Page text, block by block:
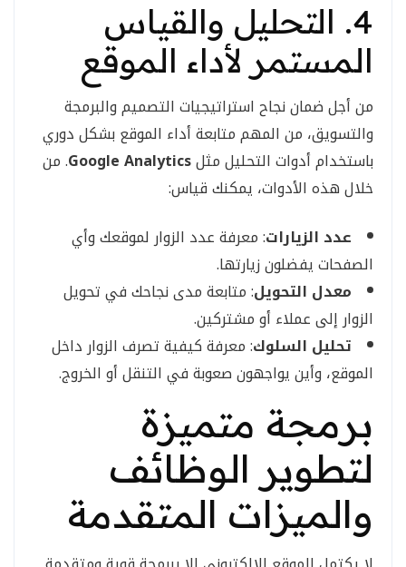
4. التحليل والقياس
المستمر لأداء الموقع
من أجل ضمان نجاح استراتيجيات التصميم والبرمجة
والتسويق، من المهم متابعة أداء الموقع بشكل دوري
باستخدام أدوات التحليل مثلGoogle Analytics. من
خلال هذه الأدوات، يمكنك قياس:
عدد الزيارات: معرفة عدد الزوار لموقعك وأي
الصفحات يفضلون زيارتها.
معدل التحويل: متابعة مدى نجاحك في تحويل
الزوار إلى عملاء أو مشتركين.
تحليل السلوك: معرفة كيفية تصرف الزوار داخل
الموقع، وأين يواجهون صعوبة في التنقل أو الخروج.
برمجة متميزة
لتطوير الوظائف
والميزات المتقدمة